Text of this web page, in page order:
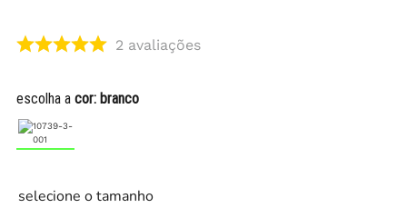
2 avaliações
escolha a cor: branco
selecione o tamanho